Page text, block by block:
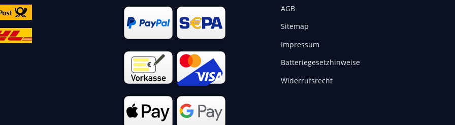
AGB
Sitemap
Impressum
Batteriegesetzhinweise
Widerrufsrecht